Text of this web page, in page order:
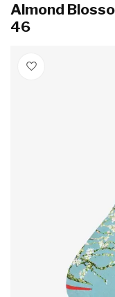
Almond
46